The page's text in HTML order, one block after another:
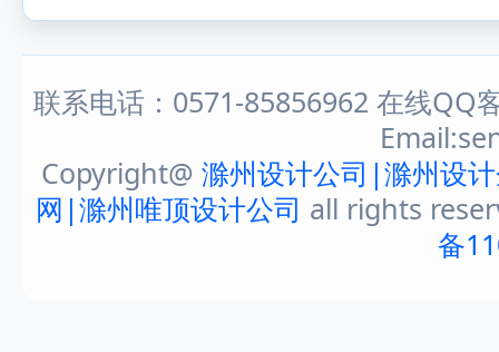
联系电话：0571-85856962 在线QQ
Copyright@ 滁州设计公司|滁州设
网|滁州唯顶设计公司 all rights
备